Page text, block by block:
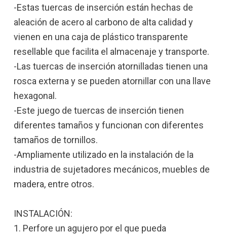
-Estas tuercas de inserción están hechas de
aleación de acero al carbono de alta calidad y
vienen en una caja de plástico transparente
resellable que facilita el almacenaje y transporte.
-Las tuercas de inserción atornilladas tienen una
rosca externa y se pueden atornillar con una llave
hexagonal.
-Este juego de tuercas de inserción tienen
diferentes tamaños y funcionan con diferentes
tamaños de tornillos.
-Ampliamente utilizado en la instalación de la
industria de sujetadores mecánicos, muebles de
madera, entre otros.
INSTALACIÓN:
1. Perfore un agujero por el que pueda